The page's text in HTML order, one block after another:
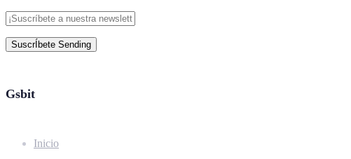
SuscrÍbete Sending
Gsbit
Inicio